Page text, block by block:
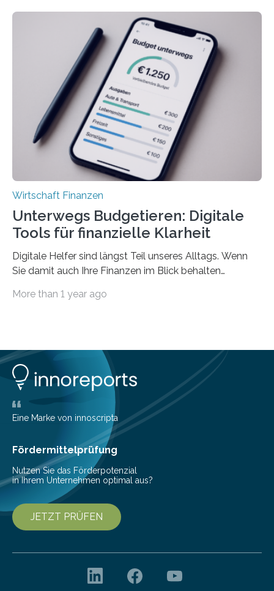
Unterkünfte fast überall deutlich teurer geworden. Für
viele Beschäftigte ist deshalb das zumeist im Juni oder
Juli ausgezahlte Urlaubsgeld ein wichtiger Faktor, um
sich den wohlverdienten Jahresurlaub leisten zu
können. Allerdings erhält mit 44 Prozent noch nicht
einmal die Hälfte aller Beschäftigten in der
Privatwirtschaft Urlaubsgeld. Zu diesem…
Wirtschaft Finanzen
Unterwegs Budgetieren: Digitale
Tools für finanzielle Klarheit
Digitale Helfer sind längst Teil unseres Alltags. Wenn
Sie damit auch Ihre Finanzen im Blick behalten
die genau das ermöglichen: Sie helfen Ihnen, Ausgaben
Lösungen interessieren. 1. Multibanking-Tools: Alle
Konten auf einen Blick Viele Banken bieten bereits in
ihrem Online-Banking eine Multibanking-Funktion an,
mit der sich Konten bei anderen Banken…
More than 1 year ago
Eine Marke von innoscripta
Fördermittelprüfung
Nutzen Sie das Förderpotenzial
in Ihrem Unternehmen optimal aus?
JETZT PRÜFEN